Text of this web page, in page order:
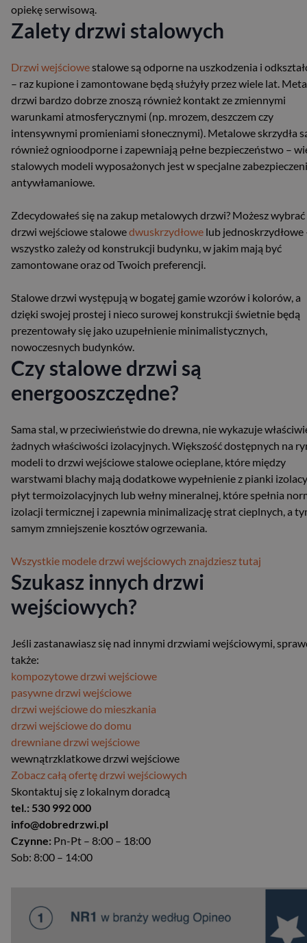
opiekę serwisową.
Zalety drzwi stalowych
Drzwi wejściowestalowe są odporne na uszkodzenia i
– raz kupione i zamontowane będą służyły przez wiele lat.
drzwi bardzo dobrze znoszą również kontakt ze zmiennymi
warunkami atmosferycznymi (np. mrozem, deszczem czy
intensywnymi promieniami słonecznymi). Metalowe skrzydła
również ognioodporne i zapewniają pełne bezpieczeństwo –
stalowych modeli wyposażonych jest w specjalne
antywłamaniowe.
Zdecydowałeś się na zakup metalowych drzwi? Możesz wybrać
drzwi wejściowe stalowedwuskrzydłowe lub jednoskrzydłowe
wszystko zależy od konstrukcji budynku, w jakim mają być
zamontowane oraz od Twoich preferencji.
Stalowe drzwi występują w bogatej gamie wzorów i kolorów, a
dzięki swojej prostej i nieco surowej konstrukcji świetnie będą
prezentowały się jako uzupełnienie minimalistycznych,
nowoczesnych budynków.
Czy stalowe drzwi są
energooszczędne?
Sama stal, w przeciwieństwie do drewna, nie wykazuje
żadnych właściwości izolacyjnych. Większość dostępnych na
modeli to drzwi wejściowe stalowe ocieplane, które między
warstwami blachy mają dodatkowe wypełnienie z pianki
płyt termoizolacyjnych lub wełny mineralnej, które spełnia
izolacji termicznej i zapewnia minimalizację strat cieplnych, a
samym zmniejszenie kosztów ogrzewania.
Wszystkie modele drzwi wejściowych znajdziesz tutaj
Szukasz innych drzwi
wejściowych?
Jeśli zastanawiasz się nad innymi drzwiami wejściowymi,
także:
kompozytowe drzwi wejściowe
pasywne drzwi wejściowe
drzwi wejściowe do mieszkania
drzwi wejściowe do domu
drewniane drzwi wejściowe
wewnątrzklatkowe drzwi wejściowe
Zobacz całą ofertę drzwi wejściowych
Skontaktuj się z lokalnym doradcą
tel.: 530 992 000
info@dobredrzwi.pl
Czynne: Pn-Pt – 8:00 – 18:00
Sob: 8:00 – 14:00